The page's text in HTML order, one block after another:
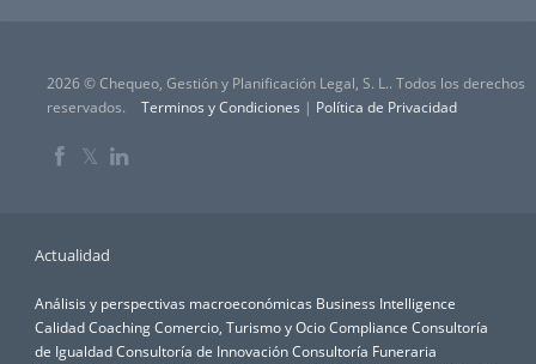
2026 © Chequeo, Gestión y Planificación Legal, S. L.. Todos los derechos
reservados.
Terminos y Condiciones | Política de Privacidad
𝕏
Actualidad
Análisis y perspectivas macroeconómicas Business Intelligence
CalidadCoachingComercio, Turismo y OcioCompliance Consultoría
de IgualdadConsultoría de InnovaciónConsultoría Funeraria